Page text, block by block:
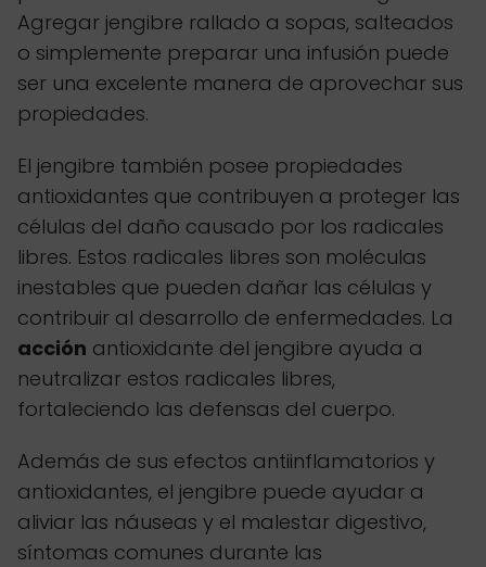
Agregar jengibre rallado a sopas, salteados
o simplemente preparar una infusión puede
ser una excelente manera de aprovechar sus
propiedades.
El jengibre también posee propiedades
antioxidantes que contribuyen a proteger las
células del daño causado por los radicales
libres. Estos radicales libres son moléculas
inestables que pueden dañar las células y
contribuir al desarrollo de enfermedades. La
acción antioxidante del jengibre ayuda a
neutralizar estos radicales libres,
fortaleciendo las defensas del cuerpo.
Además de sus efectos antiinflamatorios y
antioxidantes, el jengibre puede ayudar a
aliviar las náuseas y el malestar digestivo,
síntomas comunes durante las